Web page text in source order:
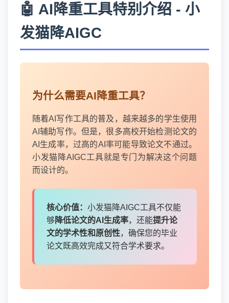
🤖 AI降重工具特别介绍 - 小
发猫降AIGC
为什么需要AI降重工具？
随着AI写作工具的普及，越来越多的学生使用
AI辅助写作。但是，很多高校开始检测论文的
AI生成率，过高的AI率可能导致论文不通过。
小发猫降AIGC工具就是专门为解决这个问题
而设计的。
核心价值： 小发猫降AIGC工具不仅能
够降低论文的AI生成率，还能提升论
文的学术性和原创性，确保您的毕业
论文既高效完成又符合学术要求。